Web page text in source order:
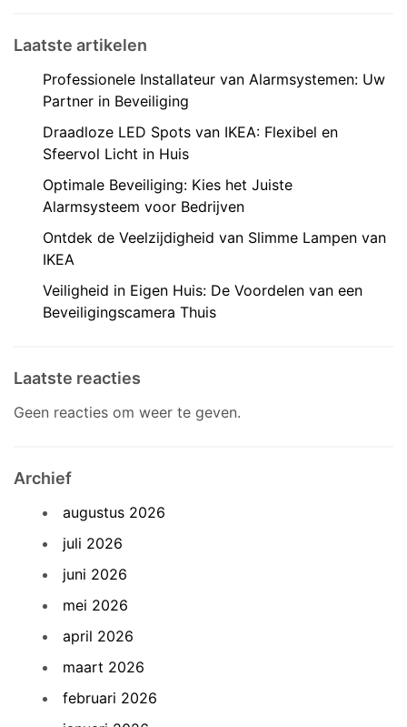
Laatste artikelen
Professionele Installateur van Alarmsystemen: Uw
Partner in Beveiliging
Draadloze LED Spots van IKEA: Flexibel en
Sfeervol Licht in Huis
Optimale Beveiliging: Kies het Juiste
Alarmsysteem voor Bedrijven
Ontdek de Veelzijdigheid van Slimme Lampen van
IKEA
Veiligheid in Eigen Huis: De Voordelen van een
Beveiligingscamera Thuis
Laatste reacties
Geen reacties om weer te geven.
Archief
augustus 2026
juli 2026
juni 2026
mei 2026
april 2026
maart 2026
februari 2026